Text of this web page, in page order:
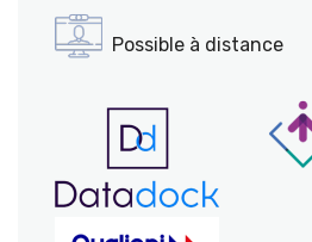
Possible à distance